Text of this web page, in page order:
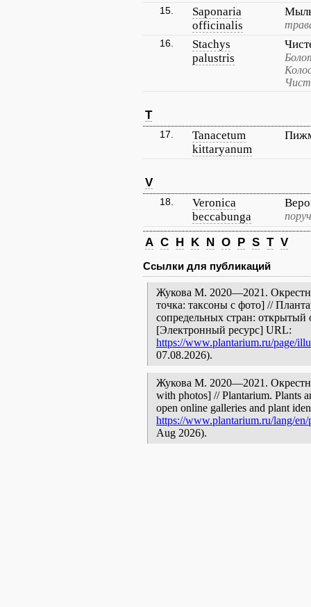
15.
Saponaria
officinalis
16.
Stachys
palustris
T
17.
Tanacetum
kittaryanum
V
18.
Veronica
beccabunga
A C H K N O P S T V
Ссылки для публикаций
Жукова М. 2020—2021.
точка: таксоны с фото] //
сопредельных стран: открытый
[Электронный ресурс] URL:
https://www.plantarium.ru/page/
07.08.2026).
Жукова М. 2020—2021.
with photos] // Plantarium. Plants
open online galleries and plant
https://www.plantarium.ru/lang/
Aug 2026).